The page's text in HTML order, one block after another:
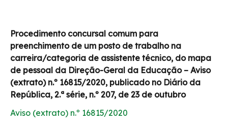
Procedimento concursal comum para
preenchimento de um posto de trabalho na
carreira/categoria de assistente técnico, do mapa
de pessoal da Direção-Geral da Educação – Aviso
(extrato) n.º 16815/2020, publicado no Diário da
República, 2.ª série, n.º 207, de 23 de outubro
Aviso (extrato) n.º 16815/2020